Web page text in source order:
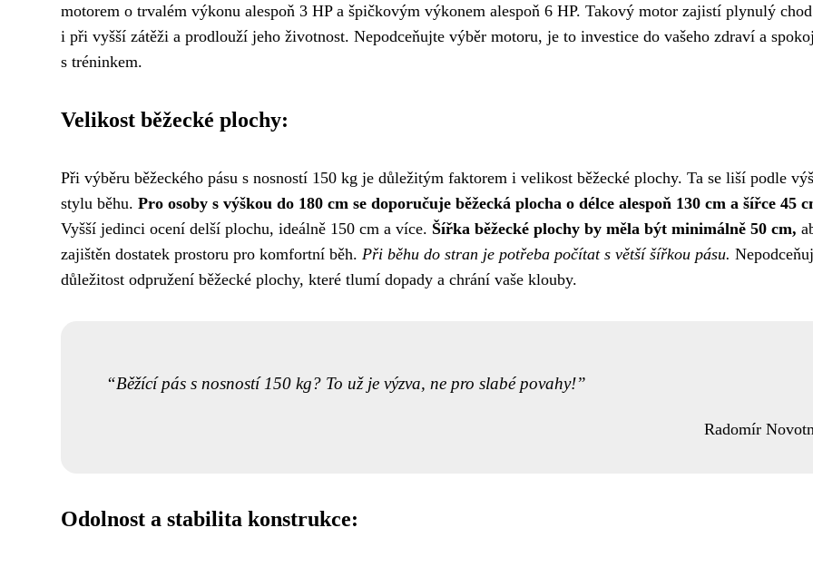
motorem o trvalém výkonu alespoň 3 HP a špičkovým výkonem alespoň 6 HP. Takový motor zajistí plynulý
i při vyšší zátěži a prodlouží jeho životnost. Nepodceňujte výběr motoru, je to investice do vašeho zdraví a
s tréninkem.
Velikost běžecké plochy:
Při výběru běžeckého pásu s nosností 150 kg je důležitým faktorem i velikost běžecké plochy. Ta se liší podle
stylu běhu. Pro osoby s výškou do 180 cm se doporučuje běžecká plocha o délce alespoň 130 cm a šířce 45
Vyšší jedinci ocení delší plochu, ideálně 150 cm a více. Šířka běžecké plochy by měla být minimálně 50 cm,
zajištěn dostatek prostoru pro komfortní běh. Při běhu do stran je potřeba počítat s větší šířkou pásu.
důležitost odpružení běžecké plochy, které tlumí dopady a chrání vaše klouby.
Běžící pás s nosností 150 kg? To už je výzva, ne pro slabé povahy!
Radomír
Odolnost a stabilita konstrukce: